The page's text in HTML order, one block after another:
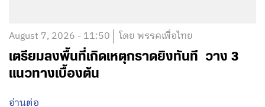
August 7, 2026 - 11:50 โดย พรรคเพื่อไทย
เตรียมลงพื้นที่เกิดเหตุกราดยิงทันที วาง 3
แนวทางเบื้องต้น
อ่านต่อ